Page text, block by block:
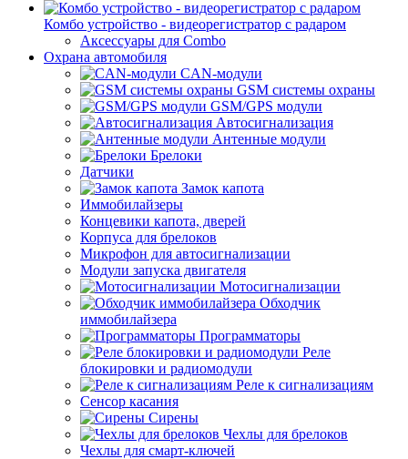
Комбо устройство - видеорегистратор с радаром
Аксессуары для Combo
Охрана автомобиля
CAN-модули
GSM системы охраны
GSM/GPS модули
Автосигнализация
Антенные модули
Брелоки
Датчики
Замок капота
Иммобилайзеры
Концевики капота, дверей
Корпуса для брелоков
Микрофон для автосигнализации
Модули запуска двигателя
Мотосигнализации
Обходчик
иммобилайзера
Программаторы
Реле
блокировки и радиомодули
Реле к сигнализациям
Сенсор касания
Сирены
Чехлы для брелоков
Чехлы для смарт-ключей